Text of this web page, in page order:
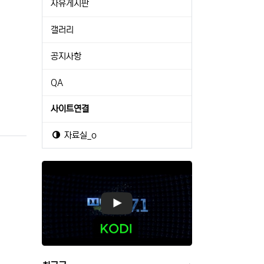
자유게시판
갤러리
공지사항
QA
사이트연결
자료실_o